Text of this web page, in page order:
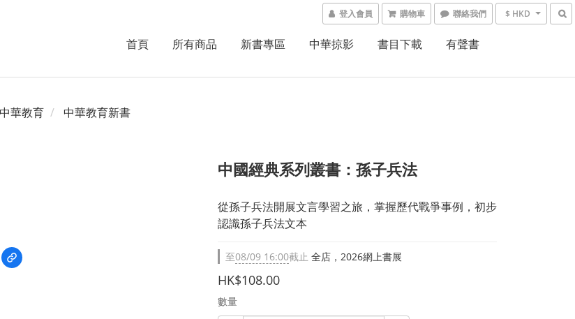
登入會員 購物車 聯絡我們 $ HKD
首頁 所有商品 新書專區 中華掠影 書目下載 有聲書
中華教育 中華教育新書
中國經典系列叢書：孫子兵法
從孫子兵法開展文言學習之旅，掌握歷代戰爭事例，初步
認識孫子兵法文本
至08/09 16:00截止 全店，2026網上書展
HK$108.00
數量